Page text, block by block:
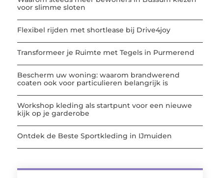
voor slimme sloten
Flexibel rijden met shortlease bij Drive4joy
Transformeer je Ruimte met Tegels in Purmerend
Bescherm uw woning: waarom brandwerend
coaten ook voor particulieren belangrijk is
Workshop kleding als startpunt voor een nieuwe
kijk op je garderobe
Ontdek de Beste Sportkleding in IJmuiden